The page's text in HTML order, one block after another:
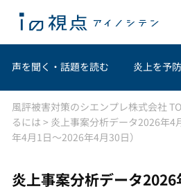
声を聞く・話題を読む 炎上を予
風評被害対策のシエンプレ株式会社
るには > 炎上事案分析データ2026年4
年4月1日～2026年4月30日）
炎上事案分析データ